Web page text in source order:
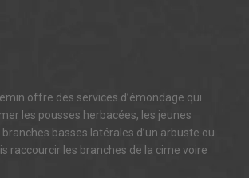
offre des services d’émondage qui
les pousses herbacées, les jeunes
basses latérales d’un arbuste ou
raccourcir les branches de la cime voire